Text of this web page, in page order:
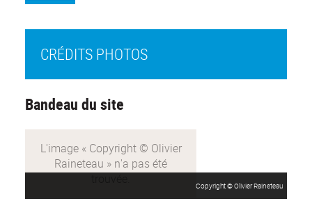
CRÉDITS PHOTOS
Bandeau du site
Copyright © Olivier Raineteau